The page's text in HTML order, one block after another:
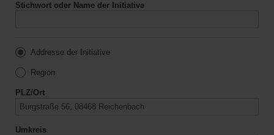
Stichwort oder Name der Initiative
Addresse der Initiative
Region
PLZ/Ort
Umkreis